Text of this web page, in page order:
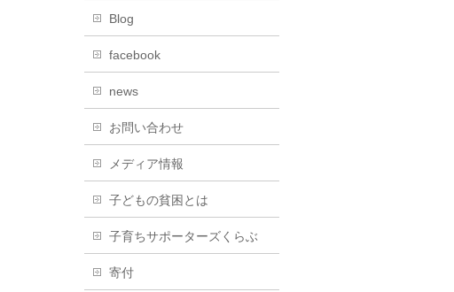
Blog
facebook
news
お問い合わせ
メディア情報
子どもの貧困とは
子育ちサポーターズくらぶ
寄付